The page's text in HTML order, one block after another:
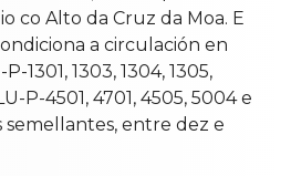
co Alto da Cruz da Moa. E
a circulación en
1301, 1303, 1304, 1305,
P-4501, 4701, 4505, 5004 e
semellantes, entre dez e